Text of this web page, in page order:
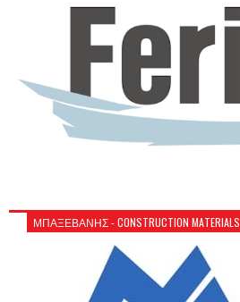
ΜΠΑΞΕΒΑΝΗΣ - CONSTRUCTION MATERIALS